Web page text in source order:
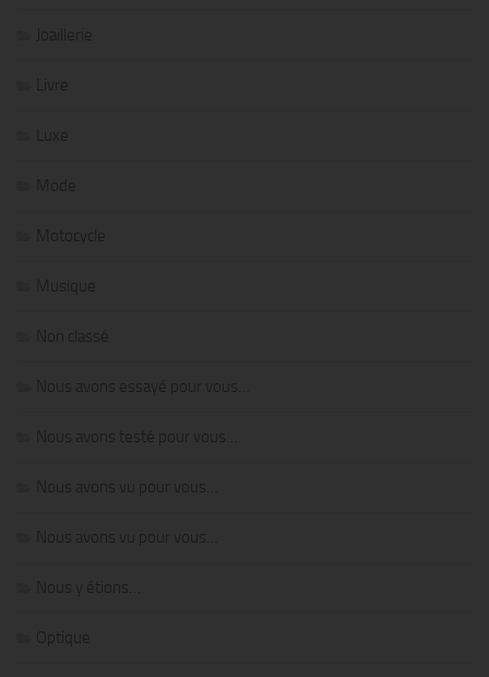
Joaillerie
Livre
Luxe
Mode
Motocycle
Musique
Non classé
Nous avons essayé pour vous…
Nous avons testé pour vous…
Nous avons vu pour vous…
Nous avons vu pour vous…
Nous y étions…
Optique